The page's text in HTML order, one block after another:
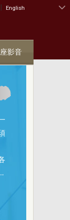
| English
影音